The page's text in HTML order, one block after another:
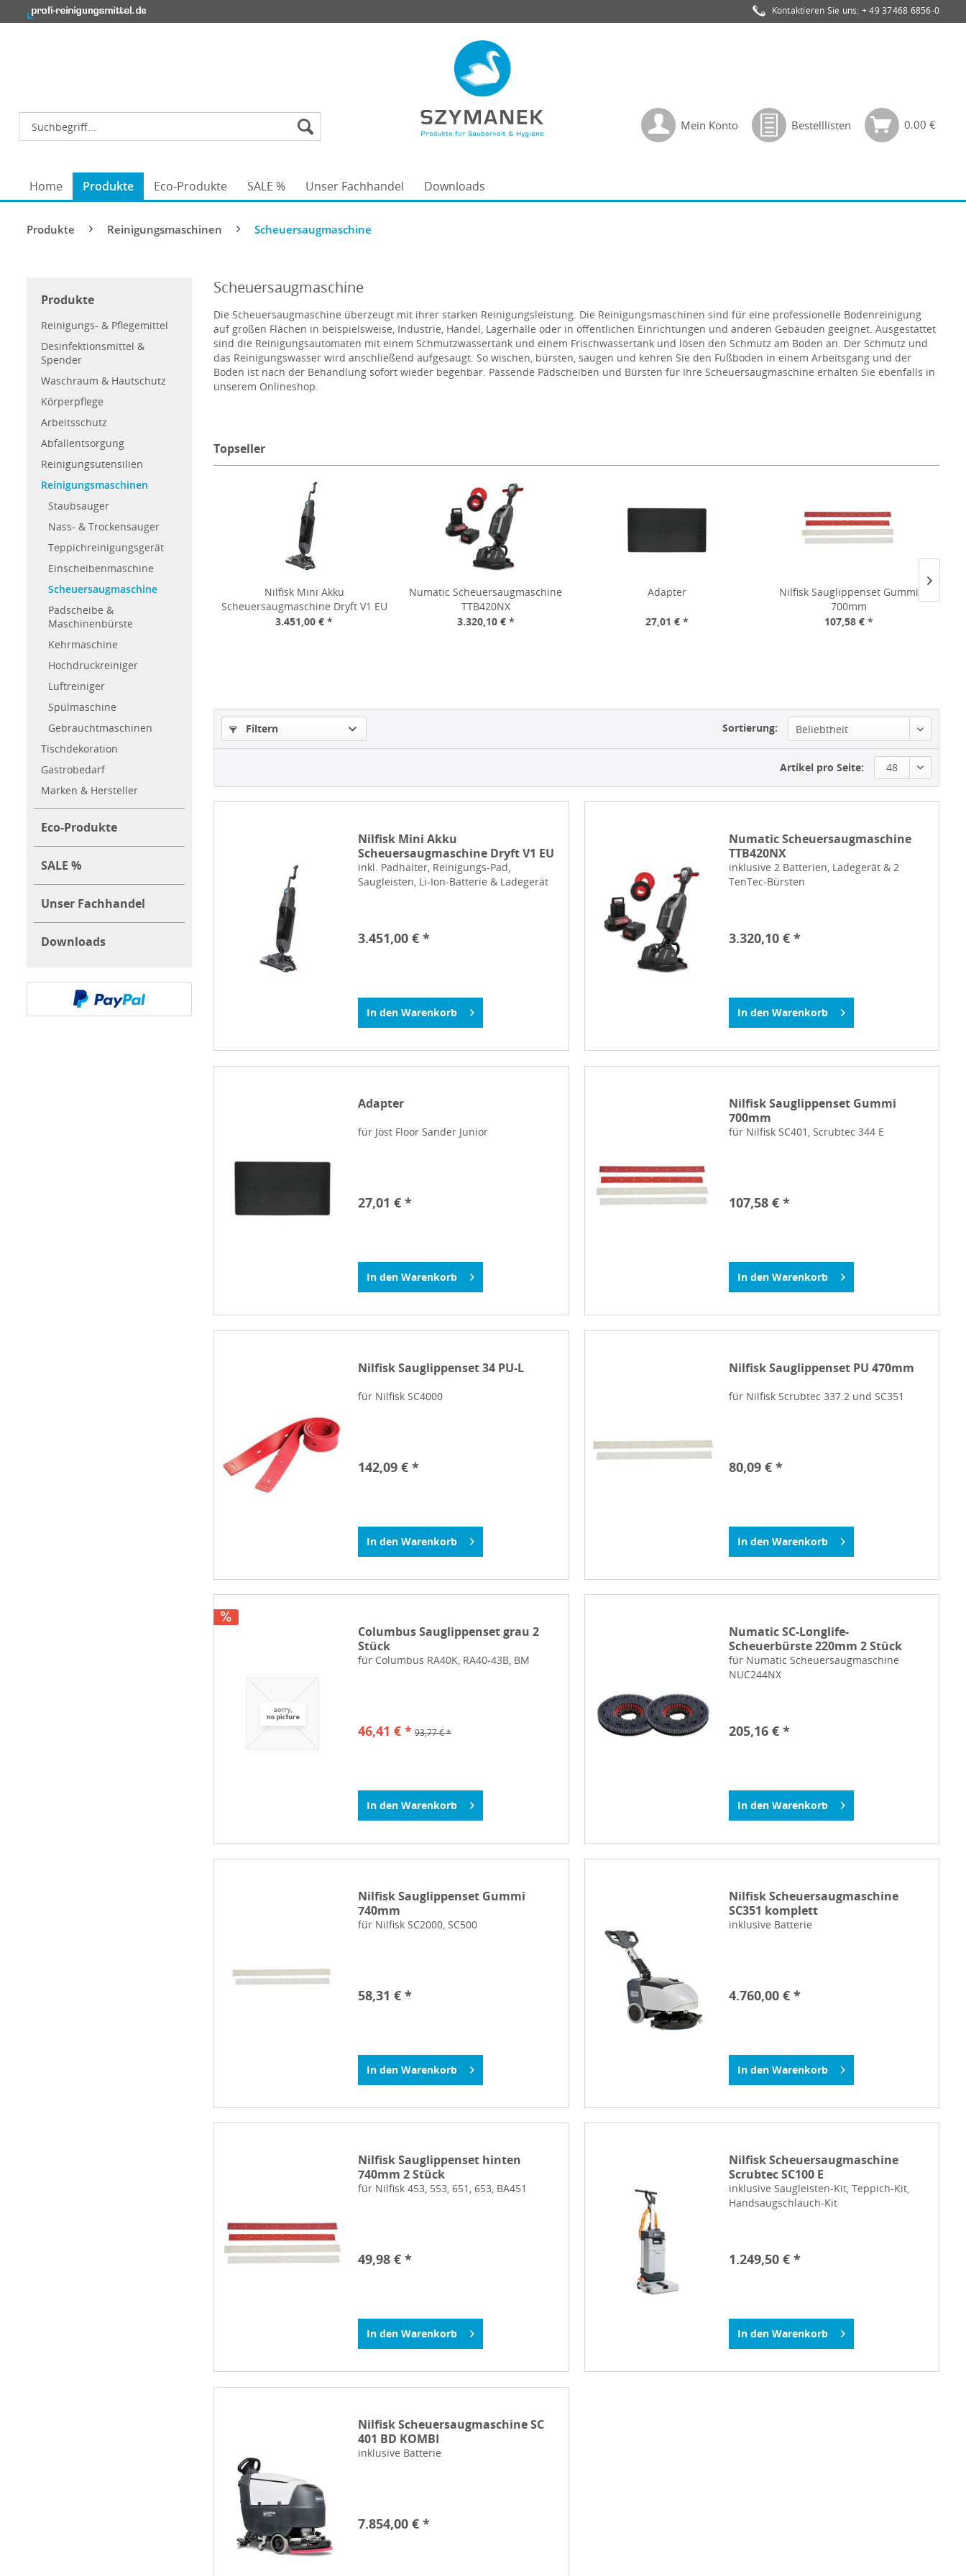
Kontaktieren Sie uns: + 49 37468 6856-0
Mein Konto Bestelllisten 0,00 €
Home Produkte Eco-Produkte SALE % Unser Fachhandel Downloads
Produkte Reinigungsmaschinen Scheuersaugmaschine
Produkte
Reinigungs- & Pflegemittel
Desinfektionsmittel &
Spender
Waschraum & Hautschutz
Körperpflege
Arbeitsschutz
Abfallentsorgung
Reinigungsutensilien
Reinigungsmaschinen
Staubsauger
Nass- & Trockensauger
Teppichreinigungsgerät
Einscheibenmaschine
Scheuersaugmaschine
Padscheibe &
Maschinenbürste
Kehrmaschine
Hochdruckreiniger
Luftreiniger
Spülmaschine
Gebrauchtmaschinen
Tischdekoration
Gastrobedarf
Marken & Hersteller
Eco-Produkte
SALE %
Unser Fachhandel
Downloads
Scheuersaugmaschine
Die Scheuersaugmaschine überzeugt mit ihrer starken Reinigungsleistung. Die Reinigungsmaschinen sind für eine professionelle Bodenreinigung
auf großen Flächen in beispielsweise, Industrie, Handel, Lagerhalle oder in öffentlichen Einrichtungen und anderen Gebäuden geeignet. Ausgestattet
sind die Reinigungsautomaten mit einem Schmutzwassertank und einem Frischwassertank und lösen den Schmutz am Boden an. Der Schmutz und
das Reinigungswasser wird anschließend aufgesaugt. So wischen, bürsten, saugen und kehren Sie den Fußboden in einem Arbeitsgang und der
Boden ist nach der Behandlung sofort wieder begehbar. Passende Padscheiben und Bürsten für Ihre Scheuersaugmaschine erhalten Sie ebenfalls in
unserem Onlineshop.
verschiedenster Bodenbeläge. Bei SZYMANEK erhalten Sie ausschließlich qualitativ hochwertige Nassschrubbautomaten von bekannten Herstellern,
wie Numatic, Nilfisk-Alto oder FIMAP. Passend für Ihre Bedürfnisse finden Sie viele Modelle mit unterschiedlicher Leistung und Ausstattung - so
Topseller
Nilfisk Mini Akku
Scheuersaugmaschine Dryft V1 EU
3.451,00 € *
Numatic Scheuersaugmaschine
TTB420NX
3.320,10 € *
Adapter
27,01 € *
Nilfisk Sauglippenset Gummi
700mm
107,58 € *
Filtern Sortierung: Beliebtheit
Artikel pro Seite: 48
Nilfisk Mini Akku
Scheuersaugmaschine Dryft V1 EU
inkl. Padhalter, Reinigungs-Pad,
Saugleisten, Li-Ion-Batterie & Ladegerät
3.451,00 € *
In den Warenkorb
Numatic Scheuersaugmaschine
TTB420NX
inklusive 2 Batterien, Ladegerät & 2
TenTec-Bürsten
3.320,10 € *
In den Warenkorb
Adapter
für Jöst Floor Sander Junior
27,01 € *
In den Warenkorb
Nilfisk Sauglippenset Gummi
700mm
für Nilfisk SC401, Scrubtec 344 E
107,58 € *
In den Warenkorb
Nilfisk Sauglippenset 34 PU-L
für Nilfisk SC4000
142,09 € *
In den Warenkorb
Nilfisk Sauglippenset PU 470mm
für Nilfisk Scrubtec 337.2 und SC351
80,09 € *
In den Warenkorb
Columbus Sauglippenset grau 2
Stück
für Columbus RA40K, RA40-43B, BM
46,41 € * 93,77 € *
In den Warenkorb
Numatic SC-Longlife-
Scheuerbürste 220mm 2 Stück
für Numatic Scheuersaugmaschine
NUC244NX
205,16 € *
In den Warenkorb
Nilfisk Sauglippenset Gummi
740mm
für Nilfisk SC2000, SC500
58,31 € *
In den Warenkorb
Nilfisk Scheuersaugmaschine
SC351 komplett
inklusive Batterie
4.760,00 € *
In den Warenkorb
Nilfisk Sauglippenset hinten
740mm 2 Stück
für Nilfisk 453, 553, 651, 653, BA451
49,98 € *
In den Warenkorb
Nilfisk Scheuersaugmaschine
Scrubtec SC100 E
inklusive Saugleisten-Kit, Teppich-Kit,
Handsaugschlauch-Kit
1.249,50 € *
In den Warenkorb
Nilfisk Scheuersaugmaschine SC
401 BD KOMBI
inklusive Batterie
7.854,00 € *